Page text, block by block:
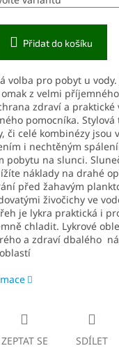
Přidat do košíku
volba pro pobyt u vody.
z velmi
zdraví a
pomocníka.
či celé kombinézy jsou
i nechtěným
pobytu na slunci.
náklady na drahé
před žahavým
živočichy ve
je lykra praktická i
chladit. Lykrové
a zdraví dbalého
ZEPTAT SE SDÍLET